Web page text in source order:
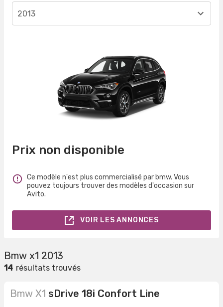
2013
Prix non disponible
Ce modèle n'est plus commercialisé par bmw. Vous
pouvez toujours trouver des modèles d'occasion sur
Avito.
VOIR LES ANNONCES
Bmw x1 2013
14 résultats trouvés
Bmw X1 sDrive 18i Confort Line